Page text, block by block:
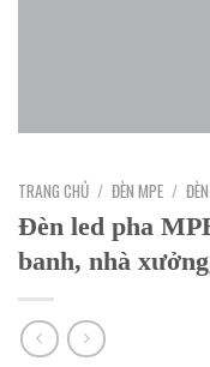
TRANG CHỦ / ĐÈN MPE /
Đèn led pha
banh, nhà